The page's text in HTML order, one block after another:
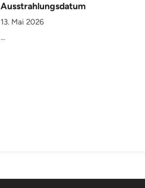
Ausstrahlungsdatum
13. Mai 2026
...